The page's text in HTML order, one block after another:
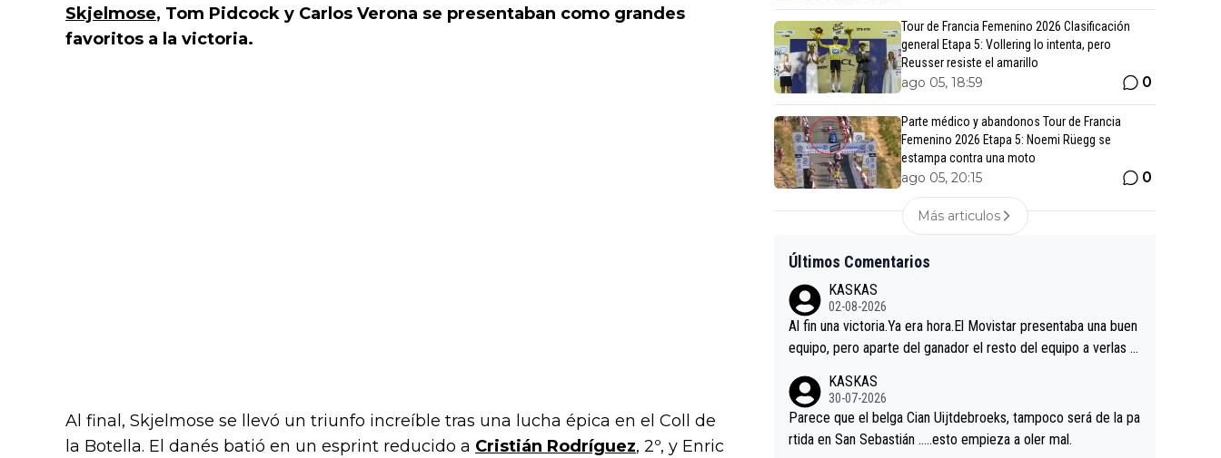
Skjelmose, Tom Pidcock y Carlos Verona se presentaban como grandes
favoritos a la victoria.
Al final, Skjelmose se llevó un triunfo increíble tras una lucha épica en el Coll de
la Botella. El danés batió en un esprint reducido a Cristián Rodríguez, 2º, y Enric
Tour de Francia Femenino 2026 Clasificación
general Etapa 5: Vollering lo intenta, pero
Reusser resiste el amarillo
ago 05, 18:59 0
Parte médico y abandonos Tour de Francia
Femenino 2026 Etapa 5: Noemi Rüegg se
estampa contra una moto
ago 05, 20:15 0
Más articulos
Últimos Comentarios
KASKAS
02-08-2026
Al fin una victoria.Ya era hora.El Movistar presentaba una buen
equipo, pero aparte del ganador el resto del equipo a verlas v
es.La única buena noticia es la mejoría de Enric Más en San S
ebastian.Si en la Vuelta a Burgos sigue la mejoría, podríamos t
ener alguna sorpresa en la Vuelta.Ojalá.
KASKAS
30-07-2026
Parece que el belga Cian Uijtdebroeks, tampoco será de la pa
rtida en San Sebastián …..esto empieza a oler mal.